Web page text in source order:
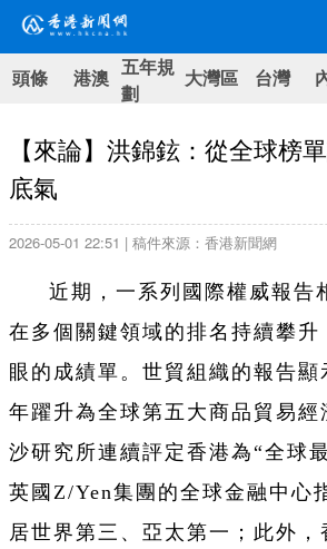
頭條 港澳 五年規
劃
大灣區 台灣
【來論】洪錦鉉：從全球榜
底氣
2026-05-01 22:51 | 稿件來源：香港新聞網
近期，一系列國際權威報告
在多個關鍵領域的排名持續攀升
眼的成績單。世貿組織的報告顯
年躍升為全球第五大商品貿易經
沙研究所連續評定香港為“全球
英國Z/Yen集團的全球金融中心
居世界第三、亞太第一；此外，